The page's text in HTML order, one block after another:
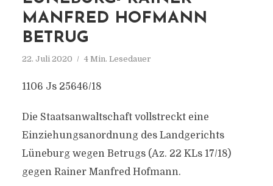
MANFRED HOFMANN
BETRUG
22. Juli 2020 4 Min. Lesedauer
1106 Js 25646/18
Die Staatsanwaltschaft vollstreckt eine
Einziehungsanordnung des Landgerichts
Lüneburg wegen Betrugs (Az. 22 KLs 17/18)
gegen Rainer Manfred Hofmann.